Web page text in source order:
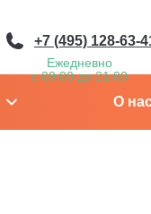
+7 (495) 128-63-
Ежедневно
с 09:00 до 21:00
О